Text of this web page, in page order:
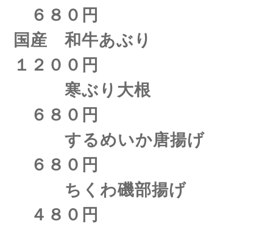
６８０円
国産 和牛あぶり
１２００円
寒ぶり大根
６８０円
するめいか唐揚げ
６８０円
ちくわ磯部揚げ
４８０円